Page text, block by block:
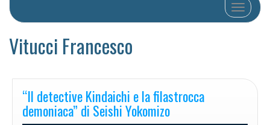
Toggle
Vitucci Francesco
“Il detective Kindaichi e la filastrocca
demoniaca” di Seishi Yokomizo